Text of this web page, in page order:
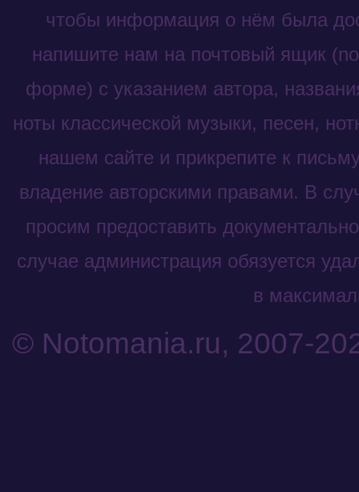
чтобы информация о нём была
напишите нам на почтовый ящик
форме) с указанием автора,
ноты классической музыки, песен,
нашем сайте и прикрепите к
владение авторскими правами. В
просим предоставить
случае администрация обязуется
в
© Notomania.ru, 2007-